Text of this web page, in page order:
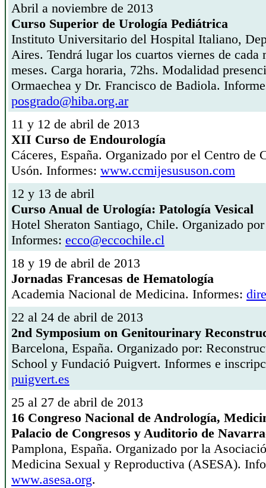
Abril a noviembre de 2013
Curso Superior de Urología Pediátrica
Instituto Universitario del Hospital Italiano,
Aires. Tendrá lugar los cuartos viernes de cada
meses. Carga horaria, 72hs. Modalidad
Ormaechea y Dr. Francisco de Badiola.
posgrado@hiba.org.ar
11 y 12 de abril de 2013
XII Curso de Endourología
Cáceres, España. Organizado por el Centro
Usón. Informes: www.ccmijesususon.com
12 y 13 de abril
Curso Anual de Urología: Patología Vesical
Hotel Sheraton Santiago, Chile. Organizado
Informes: ecco@eccochile.cl
18 y 19 de abril de 2013
Jornadas Francesas de Hematología
Academia Nacional de Medicina. Informes:
22 al 24 de abril de 2013
2nd Symposium on Genitourinary
Barcelona, España. Organizado por:
School y Fundació Puigvert. Informes e
puigvert.es
25 al 27 de abril de 2013
16 Congreso Nacional de Andrología,
Palacio de Congresos y Auditorio de
Pamplona, España. Organizado por la
Medicina Sexual y Reproductiva (ASESA).
www.asesa.org.